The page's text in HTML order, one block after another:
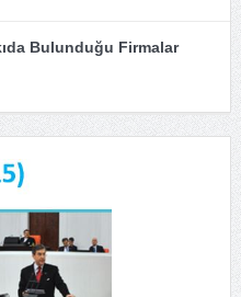
Bulunduğu Firmalar